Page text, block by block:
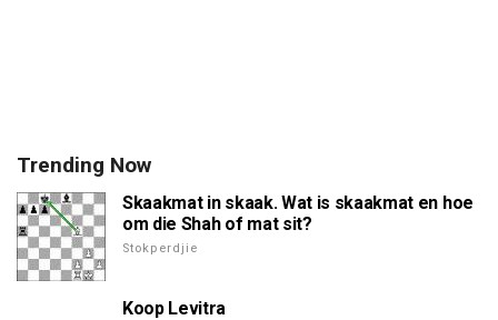
Trending Now
Skaakmat in skaak. Wat is skaakmat en hoe
om die Shah of mat sit?
Stokperdjie
Koop Levitra